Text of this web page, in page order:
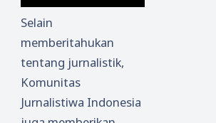
Selain
memberitahukan
tentang jurnalistik,
Komunitas
Jurnalistiwa Indonesia